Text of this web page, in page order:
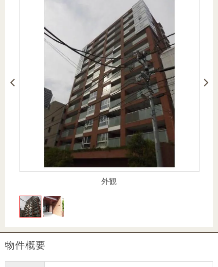
探
す
探す
購入向け
サービス
住宅ロー
ンシミュ
レーショ
ン
住まい1プ
ラス（お
役立ちコ
ラム）
暮らしの
（電子ブ
ック）
購入ガイ
ド
売却向け
周辺相場
検索
住まい1プ
ラス（お
役立ちコ
ラム）
住まいと
暮らしの
税金の本
（電子ブ
売却ガイ
ド
外観
物件概要